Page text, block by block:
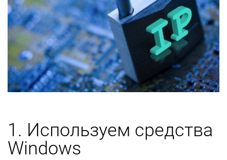
1. Используем средства
Windows